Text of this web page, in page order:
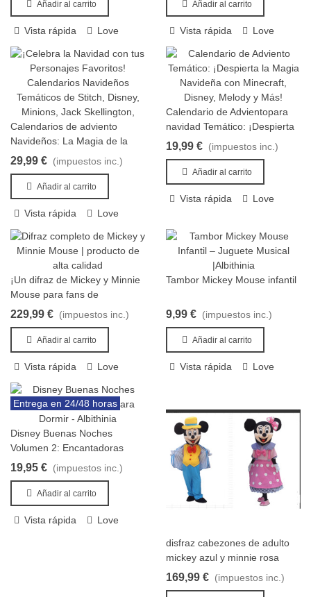
Añadir al carrito
Vista rápida Love
Añadir al carrito
Vista rápida Love
Añadir al carrito
Calendarios de adviento
Navideños: La Magia de la
Navidad en Cada Día
29,99 € (impuestos inc.)
Añadir al carrito
Vista rápida Love
Añadir al carrito
Calendario de Advientopara
navidad Temático: ¡Despierta
la Magia Navideña!
19,99 € (impuestos inc.)
Añadir al carrito
Vista rápida Love
Añadir al carrito
¡Un difraz de Mickey y Minnie
Mouse para fans de
Disney!disfraz cabezones
229,99 € (impuestos inc.)
Añadir al carrito
Vista rápida Love
Añadir al carrito
Tambor Mickey Mouse infantil
9,99 € (impuestos inc.)
Añadir al carrito
Vista rápida Love
Entrega en 24/48 horas
Añadir al carrito
Disney Buenas Noches
Volumen 2: Encantadoras
Historias para Soñar
19,95 € (impuestos inc.)
Añadir al carrito
Vista rápida Love
disfraz cabezones de adulto
mickey azul y minnie rosa
169,99 € (impuestos inc.)